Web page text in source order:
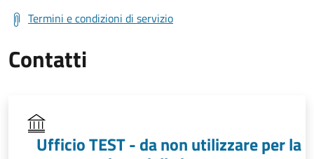
Termini e condizioni di servizio
Contatti
Ufficio TEST - da non utilizzare per la